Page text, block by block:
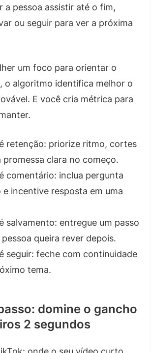
a pessoa assistir até o fim,
ou seguir para ver a próxima
um foco para orientar o
o algoritmo identifica melhor o
E você cria métrica para
retenção: priorize ritmo, cortes
promessa clara no começo.
comentário: inclua pergunta
incentive resposta em uma
salvamento: entregue um passo
queira rever depois.
seguir: feche com continuidade
tema.
domine o gancho
2 segundos